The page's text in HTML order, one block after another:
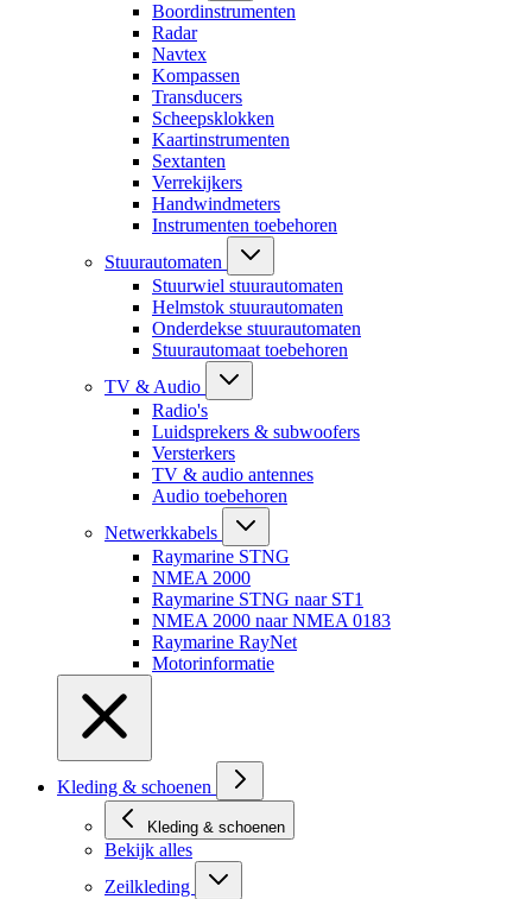
Boordinstrumenten
Radar
Navtex
Kompassen
Transducers
Scheepsklokken
Kaartinstrumenten
Sextanten
Verrekijkers
Handwindmeters
Instrumenten toebehoren
Stuurautomaten
Stuurwiel stuurautomaten
Helmstok stuurautomaten
Onderdekse stuurautomaten
Stuurautomaat toebehoren
TV & Audio
Radio's
Luidsprekers & subwoofers
Versterkers
TV & audio antennes
Audio toebehoren
Netwerkkabels
Raymarine STNG
NMEA 2000
Raymarine STNG naar ST1
NMEA 2000 naar NMEA 0183
Raymarine RayNet
Motorinformatie
Kleding & schoenen
Kleding & schoenen
Bekijk alles
Zeilkleding